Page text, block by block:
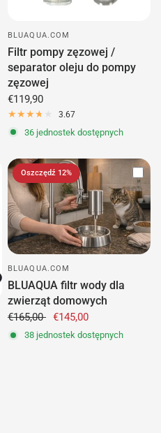
BLUAQUA.COM
Filtr pompy zęzowej /
separator oleju do pompy
zęzowej
€119,90
3.67
36 jednostek dostępnych
Oszczędź 12%
BLUAQUA.COM
BLUAQUA filtr wody dla
zwierząt domowych
€165,00 €145,00
38 jednostek dostępnych